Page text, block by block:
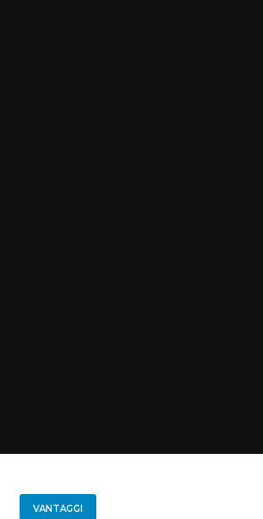
VANTAGGI